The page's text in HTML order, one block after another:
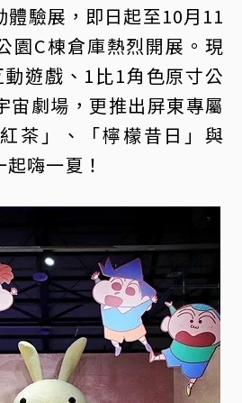
體驗展，即日起至10月11
園C棟倉庫熱烈開展。現
遊戲、1比1角色原寸公
宙劇場，更推出屏東專屬
茶」、「檸檬昔日」與
起嗨一夏！